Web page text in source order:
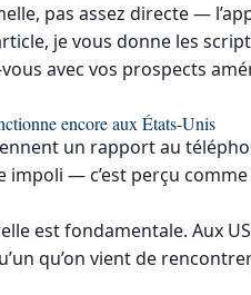
pas assez directe —
je vous donne les
avec vos prospects
encore aux États-Unis
un rapport au
impoli — c’est perçu
est fondamentale. Aux
qu’on vient de